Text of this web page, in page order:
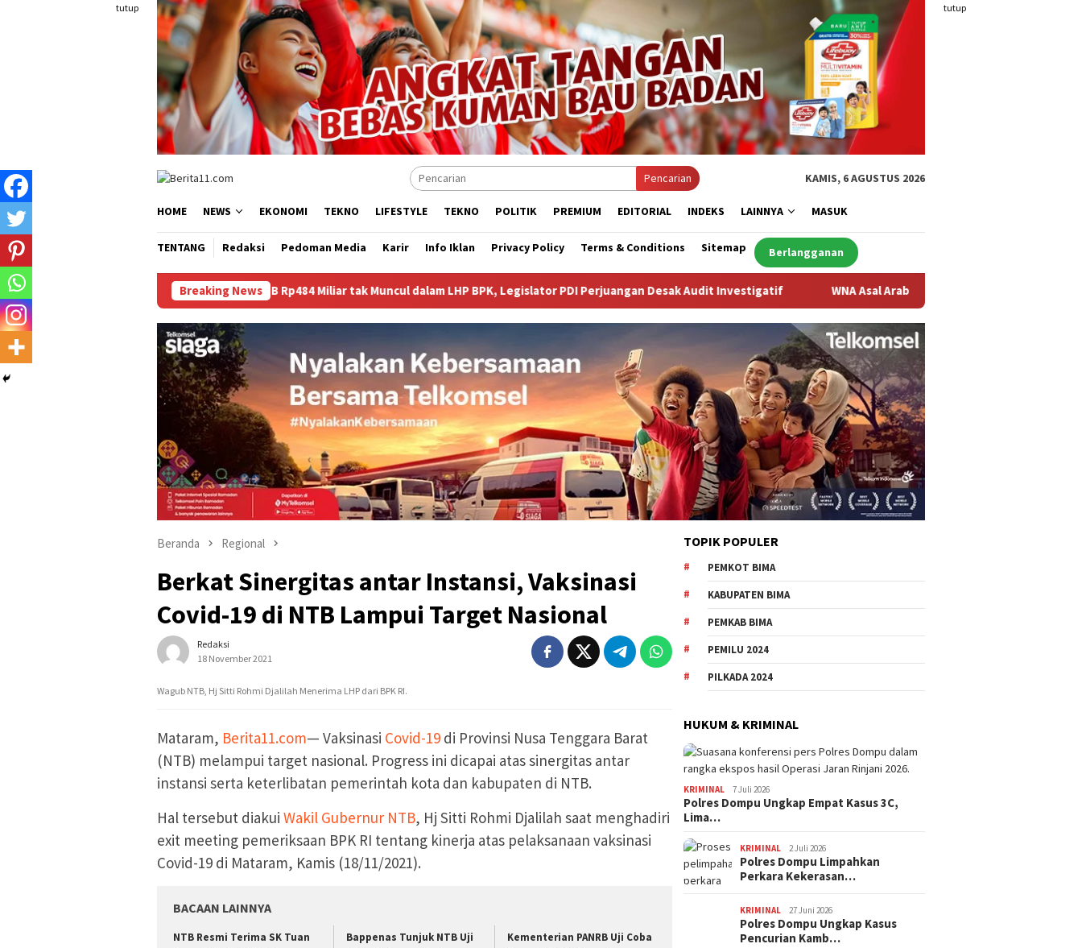
tutup tutup
Pencarian KAMIS, 6 AGUSTUS 2026
HOME NEWS EKONOMI TEKNO LIFESTYLE TEKNO POLITIK PREMIUM EDITORIAL INDEKS LAINNYA MASUK
TENTANG Redaksi Pedoman Media Karir Info Iklan Privacy Policy Terms & Conditions Sitemap Berlangganan
Breaking News
Dana BTT NTB Rp484 Miliar tak Muncul dalam LHP BPK, Legislator PDI Perjuangan Desak Audit Investigatif WNA Asal Arab Saudi Ditemukan Meninggal di Desa Piong Kabupaten
Beranda Regional
Berkat Sinergitas antar Instansi, Vaksinasi
Covid-19 di NTB Lampui Target Nasional
Redaksi
18 November 2021
Wagub NTB, Hj Sitti Rohmi Djalilah Menerima LHP dari BPK RI.
Mataram, Berita11.com— Vaksinasi Covid-19 di Provinsi Nusa Tenggara Barat
(NTB) melampui target nasional. Progress ini dicapai atas sinergitas antar
instansi serta keterlibatan pemerintah kota dan kabupaten di NTB.
Hal tersebut diakui Wakil Gubernur NTB, Hj Sitti Rohmi Djalilah saat menghadiri
exit meeting pemeriksaan BPK RI tentang kinerja atas pelaksanaan vaksinasi
Covid-19 di Mataram, Kamis (18/11/2021).
BACAAN LAINNYA
NTB Resmi Terima SK Tuan
Bappenas Tunjuk NTB Uji
Kementerian PANRB Uji Coba
TOPIK POPULER
PEMKOT BIMA
KABUPATEN BIMA
PEMKAB BIMA
PEMILU 2024
PILKADA 2024
HUKUM & KRIMINAL
KRIMINAL 7 Juli 2026
Polres Dompu Ungkap Empat Kasus 3C,
Lima…
KRIMINAL 2 Juli 2026
Polres Dompu Limpahkan
Perkara Kekerasan…
KRIMINAL 27 Juni 2026
Polres Dompu Ungkap Kasus
Pencurian Kamb…